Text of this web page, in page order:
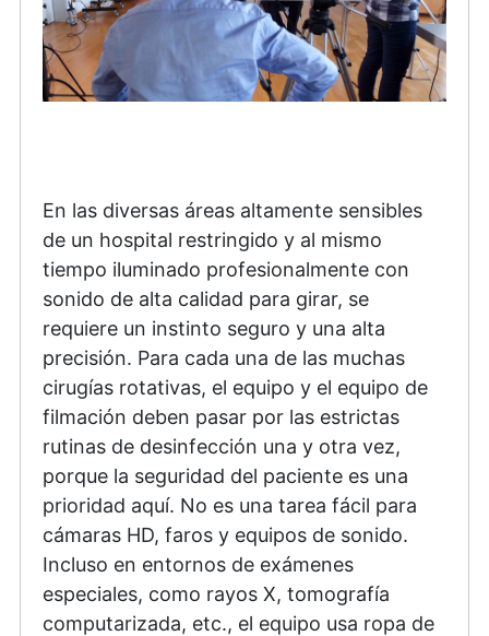
En las diversas áreas altamente sensibles
de un hospital restringido y al mismo
tiempo iluminado profesionalmente con
sonido de alta calidad para girar, se
requiere un instinto seguro y una alta
precisión. Para cada una de las muchas
cirugías rotativas, el equipo y el equipo de
filmación deben pasar por las estrictas
rutinas de desinfección una y otra vez,
porque la seguridad del paciente es una
prioridad aquí. No es una tarea fácil para
cámaras HD, faros y equipos de sonido.
Incluso en entornos de exámenes
especiales, como rayos X, tomografía
computarizada, etc., el equipo usa ropa de